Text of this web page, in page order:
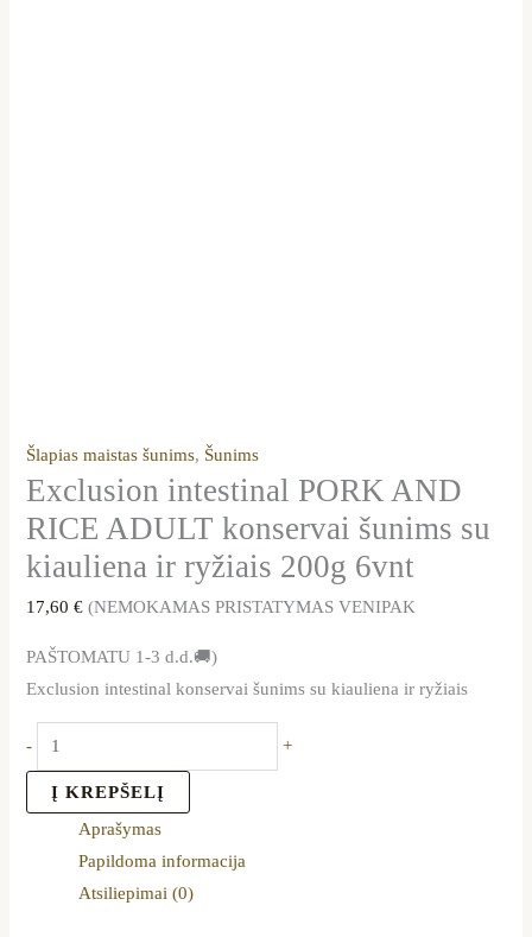
Šlapias maistas šunims, Šunims
Exclusion intestinal PORK AND
RICE ADULT konservai šunims su
kiauliena ir ryžiais 200g 6vnt
17,60€ (NEMOKAMAS PRISTATYMAS VENIPAK
PAŠTOMATU 1-3 d.d.🚚)
Exclusion intestinal konservai šunims su kiauliena ir ryžiais
- +
Į KREPŠELĮ
Aprašymas
Papildoma informacija
Atsiliepimai (0)